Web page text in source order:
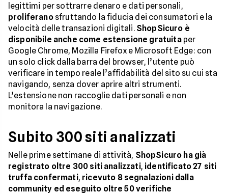
legittimi per sottrarre denaro e dati personali,
proliferanosfruttando la fiducia dei consumatori e la
velocità delle transazioni digitali. ShopSicuro è
disponibile anche come estensione gratuitaper
Google Chrome, Mozilla Firefox e Microsoft Edge: con
un solo click dalla barra del browser, l’utente può
verificare in tempo reale l’affidabilità del sito su cui sta
navigando, senza dover aprire altri strumenti.
L’estensione non raccoglie dati personali e non
monitora la navigazione.
Subito 300 siti analizzati
Nelle prime settimane di attività, ShopSicuro ha già
registrato oltre 300 siti analizzati, identificato 27 siti
truffa confermati, ricevuto 8 segnalazioni dalla
community ed eseguito oltre 50 verifiche